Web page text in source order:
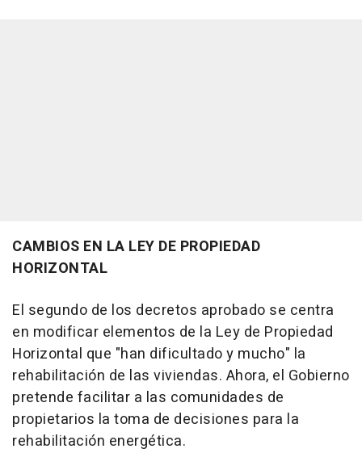
CAMBIOS EN LA LEY DE PROPIEDAD
HORIZONTAL
El segundo de los decretos aprobado se centra
en modificar elementos de la Ley de Propiedad
Horizontal que "han dificultado y mucho" la
rehabilitación de las viviendas. Ahora, el Gobierno
pretende facilitar a las comunidades de
propietarios la toma de decisiones para la
rehabilitación energética.